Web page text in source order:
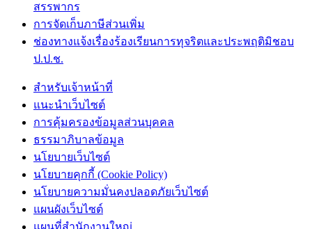
สรรพากร
การจัดเก็บภาษีส่วนเพิ่ม
ช่องทางแจ้งเรื่องร้องเรียนการทุจริตและประพฤติมิชอบ
ป.ป.ช.
สำหรับเจ้าหน้าที่
แนะนำเว็บไซต์
การคุ้มครองข้อมูลส่วนบุคคล
ธรรมาภิบาลข้อมูล
นโยบายเว็บไซต์
นโยบายคุกกี้ (Cookie Policy)
นโยบายความมั่นคงปลอดภัยเว็บไซต์
แผนผังเว็บไซต์
แผนที่สำนักงานใหญ่